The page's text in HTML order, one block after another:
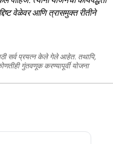
वेळेवर आणि त्रासमुक्त रीतीने
सर्व प्रयत्न केले गेले आहेत. तथापि,
गुंतवणूक करण्यापूर्वी योजना